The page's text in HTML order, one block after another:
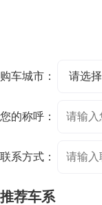
购车城市：
您的称呼：
联系方式：
推荐车系